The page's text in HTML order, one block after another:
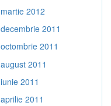
martie 2012
decembrie 2011
octombrie 2011
august 2011
iunie 2011
aprilie 2011